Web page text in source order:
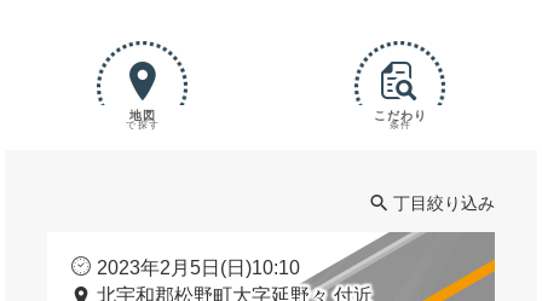
地図
で探す
こだわり
条件
丁目絞り込み
2023年2月5日(日)10:10
北宇和郡松野町大字延野々 付近